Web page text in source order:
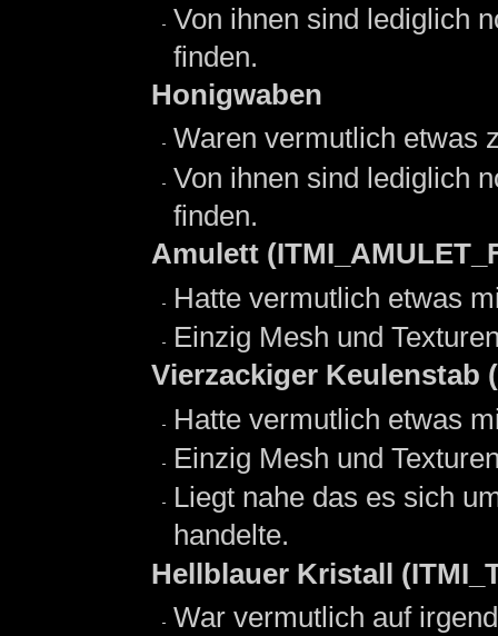
Von ihnen sind lediglich
finden.
Honigwaben
Waren vermutlich etwas
Von ihnen sind lediglich
finden.
Amulett
Hatte vermutlich etwas
Einzig Mesh und
Vierzackiger Keulenstab
Hatte vermutlich etwas
Einzig Mesh und
Liegt nahe das es sich
handelte.
Hellblauer Kristall
War vermutlich auf